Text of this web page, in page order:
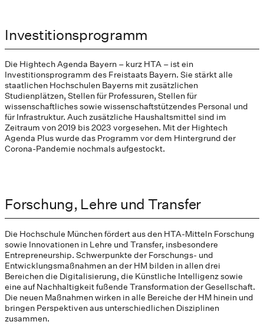
Investitionsprogramm
Die Hightech Agenda Bayern – kurz HTA – ist ein
Investitionsprogramm des Freistaats Bayern. Sie stärkt alle
staatlichen Hochschulen Bayerns mit zusätzlichen
Studienplätzen, Stellen für Professuren, Stellen für
wissenschaftliches sowie wissenschaftstützendes Personal und
für Infrastruktur. Auch zusätzliche Haushaltsmittel sind im
Zeitraum von 2019 bis 2023 vorgesehen. Mit der Hightech
Agenda Plus wurde das Programm vor dem Hintergrund der
Corona-Pandemie nochmals aufgestockt.
Forschung, Lehre und Transfer
Die Hochschule München fördert aus den HTA-Mitteln Forschung
sowie Innovationen in Lehre und Transfer, insbesondere
Entrepreneurship. Schwerpunkte der Forschungs- und
Entwicklungsmaßnahmen an der HM bilden in allen drei
Bereichen die Digitalisierung, die Künstliche Intelligenz sowie
eine auf Nachhaltigkeit fußende Transformation der Gesellschaft.
Die neuen Maßnahmen wirken in alle Bereiche der HM hinein und
bringen Perspektiven aus unterschiedlichen Disziplinen
zusammen.